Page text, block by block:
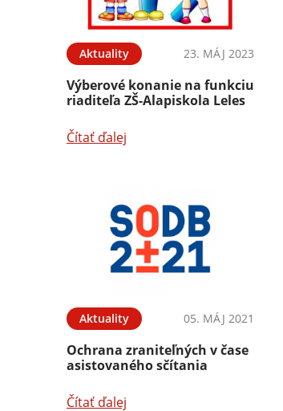
Aktuality 23. MÁJ 2023
Výberové konanie na funkciu
riaditeľa ZŠ-Alapiskola Leles
Čítať ďalej
Aktuality 05. MÁJ 2021
Ochrana zraniteľných v čase
asistovaného sčítania
Čítať ďalej